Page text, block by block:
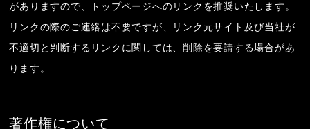
がありますので、トップページへのリンクを推奨いたします。
リンクの際のご連絡は不要ですが、リンク元サイト及び当社が
不適切と判断するリンクに関しては、削除を要請する場合があ
ります。
著作権について